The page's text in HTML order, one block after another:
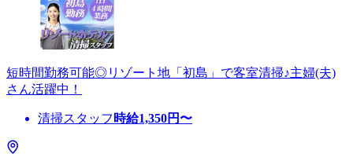
短時間勤務可能◎リゾート地「初島」で客室清掃♪主婦(夫)
さん活躍中！
清掃スタッフ 時給1,350円〜